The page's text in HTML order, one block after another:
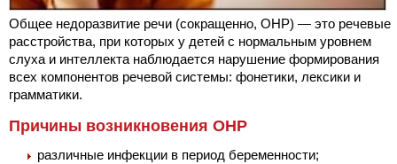
Общее недоразвитие речи (сокращенно, ОНР) — это речевые
расстройства, при которых у детей с нормальным уровнем
слуха и интеллекта наблюдается нарушение формирования
всех компонентов речевой системы: фонетики, лексики и
грамматики.
Причины возникновения ОНР
различные инфекции в период беременности;